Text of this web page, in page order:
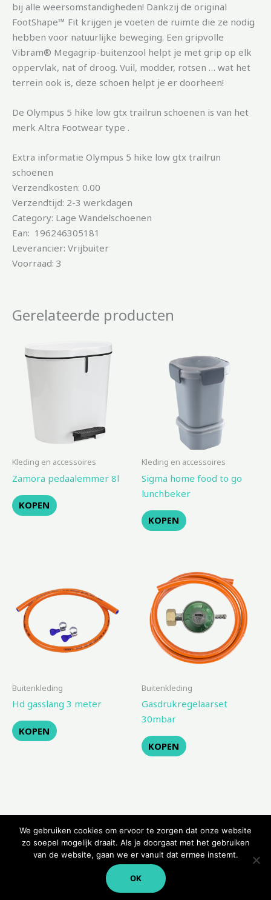
bij alle weersomstandigheden! Dankzij de original
FootShape™ Fit krijgen je voeten de ruimte die ze nodig
hebben voor natuurlijke beweging. Een gripvolle
Vibram® Megagrip-buitenzool helpt je met grip op elk
oppervlak, nat of droog. Vuil, modder, rotsen … wat het
terrein ook is, deze schoen helpt je er doorheen!
De Olympus 5 hike low gtx trailrun schoenen is van het
merk Altra Footwear type .
Extra informatie Olympus 5 hike low gtx trailrun
schoenen
Verzendkosten: 0.00
Verzendtijd: 2-3 werkdagen
Category: Lage Wandelschoenen
Ean: 196246305181
Leverancier: Vrijbuiter
Voorraad: 3
Gerelateerde producten
Kleding en accessoires
Zamora pedaalemmer 8l
KOPEN
Kleding en accessoires
Sigma home food to go
lunchbeker
KOPEN
Buitenkleding
Hd gasslang 3 meter
KOPEN
Buitenkleding
Gasdrukregelaarset
30mbar
KOPEN
Copyright © 2026 Kampeerwinkeltje
We gebruiken cookies om ervoor te zorgen dat onze website
zo soepel mogelijk draait. Als je doorgaat met het gebruiken
van de website, gaan we er vanuit dat ermee instemt.
OK